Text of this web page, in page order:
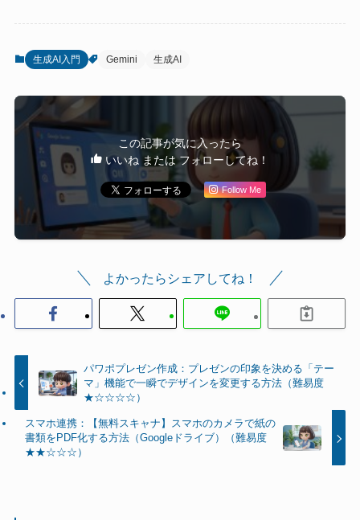
生成AI入門 Gemini 生成AI
この記事が気に入ったら
いいね または フォローしてね！
Follow Me
よかったらシェアしてね！
パワポプレゼン作成：プレゼンの印象を決める「テー
マ」機能で一瞬でデザインを変更する方法（難易度
★☆☆☆☆）
スマホ連携：【無料スキャナ】スマホのカメラで紙の
書類をPDF化する方法（Googleドライブ）（難易度
★★☆☆☆）